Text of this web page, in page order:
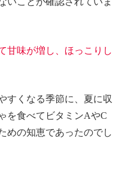
甘味が増し、ほっこりし
すくなる季節に、夏に収
を食べてビタミンAやC
めの知恵であったのでし